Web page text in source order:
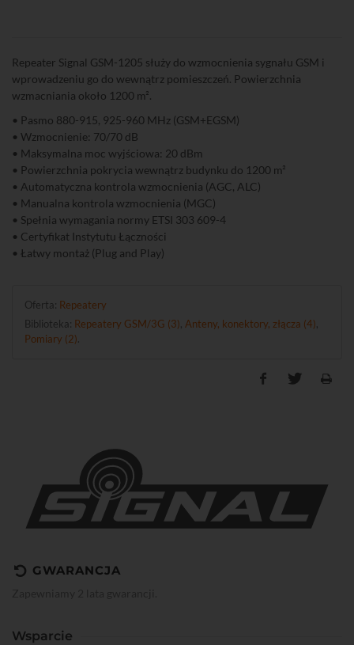
Repeater Signal GSM-1205 służy do wzmocnienia sygnału GSM i
wprowadzeniu go do wewnątrz pomieszczeń. Powierzchnia
wzmacniania około 1200 m².
• Pasmo 880-915, 925-960 MHz (GSM+EGSM)
• Wzmocnienie: 70/70 dB
• Maksymalna moc wyjściowa: 20 dBm
• Powierzchnia pokrycia wewnątrz budynku do 1200 m²
• Automatyczna kontrola wzmocnienia (AGC, ALC)
• Manualna kontrola wzmocnienia (MGC)
• Spełnia wymagania normy ETSI 303 609-4
• Certyfikat Instytutu Łączności
• Łatwy montaż (Plug and Play)
Oferta: Repeatery
Biblioteka: Repeatery GSM/3G (3) Anteny, konektory, złącza (4)
Pomiary (2)
GWARANCJA
Wsparcie